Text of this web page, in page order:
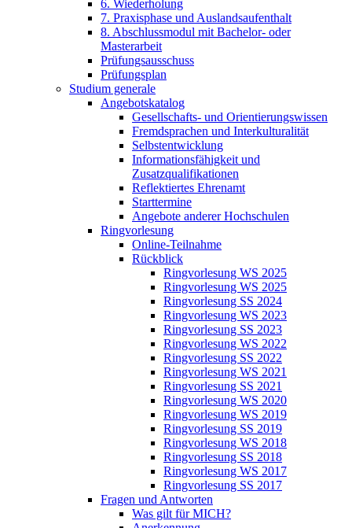
6. Wiederholung
7. Praxisphase und Auslandsaufenthalt
8. Abschlussmodul mit Bachelor- oder
Masterarbeit
Prüfungsausschuss
Prüfungsplan
Studium generale
Angebotskatalog
Gesellschafts- und Orientierungswissen
Fremdsprachen und Interkulturalität
Selbstentwicklung
Informationsfähigkeit und
Zusatzqualifikationen
Reflektiertes Ehrenamt
Starttermine
Angebote anderer Hochschulen
Ringvorlesung
Online-Teilnahme
Rückblick
Ringvorlesung WS 2025
Ringvorlesung WS 2025
Ringvorlesung SS 2024
Ringvorlesung WS 2023
Ringvorlesung SS 2023
Ringvorlesung WS 2022
Ringvorlesung SS 2022
Ringvorlesung WS 2021
Ringvorlesung SS 2021
Ringvorlesung WS 2020
Ringvorlesung WS 2019
Ringvorlesung SS 2019
Ringvorlesung WS 2018
Ringvorlesung SS 2018
Ringvorlesung WS 2017
Ringvorlesung SS 2017
Fragen und Antworten
Was gilt für MICH?